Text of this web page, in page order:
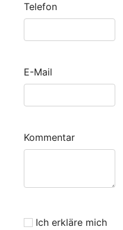
Telefon
E-Mail
Kommentar
Ich erkläre mich